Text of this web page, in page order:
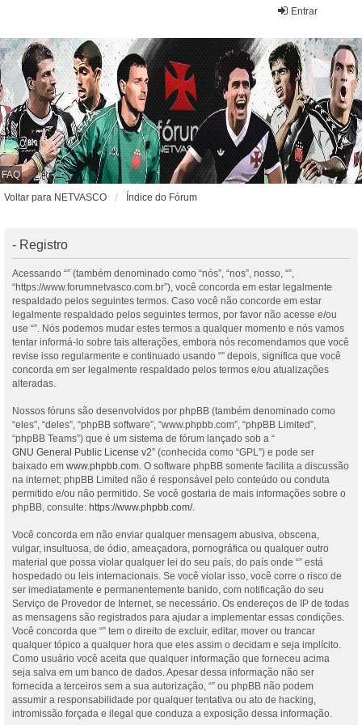
Entrar
FAQ
Voltar para NETVASCO
Índice do Fórum
- Registro
Acessando “” (também denominado como “nós”, “nos”, nosso, “”,
“https://www.forumnetvasco.com.br”), você concorda em estar legalmente
respaldado pelos seguintes termos. Caso você não concorde em estar
legalmente respaldado pelos seguintes termos, por favor não acesse e/ou
use “”. Nós podemos mudar estes termos a qualquer momento e nós vamos
tentar informá-lo sobre tais alterações, embora nós recomendamos que você
revise isso regularmente e continuado usando “” depois, significa que você
concorda em ser legalmente respaldado pelos termos e/ou atualizações
alteradas.
Nossos fóruns são desenvolvidos por phpBB (também denominado como
“eles”, “deles”, “phpBB software”, “www.phpbb.com”, “phpBB Limited”,
“phpBB Teams”) que é um sistema de fórum lançado sob a “
GNU General Public License v2” (conhecida como “GPL”) e pode ser
baixado em www.phpbb.com. O software phpBB somente facilita a discussão
na internet; phpBB Limited não é responsável pelo conteúdo ou conduta
permitido e/ou não permitido. Se você gostaria de mais informações sobre o
phpBB, consulte: https://www.phpbb.com/.
Você concorda em não enviar qualquer mensagem abusiva, obscena,
vulgar, insultuosa, de ódio, ameaçadora, pornográfica ou qualquer outro
material que possa violar qualquer lei do seu país, do país onde “” está
hospedado ou leis internacionais. Se você violar isso, você corre o risco de
ser imediatamente e permanentemente banido, com notificação do seu
Serviço de Provedor de Internet, se necessário. Os endereços de IP de todas
as mensagens são registrados para ajudar a implementar essas condições.
Você concorda que “” tem o direito de excluir, editar, mover ou trancar
qualquer tópico a qualquer hora que eles assim o decidam e seja implícito.
Como usuário você aceita que qualquer informação que forneceu acima
seja salva em um banco de dados. Apesar dessa informação não ser
fornecida a terceiros sem a sua autorização, “” ou phpBB não podem
assumir a responsabilidade por qualquer tentativa ou ato de hacking,
intromissão forçada e ilegal que conduza a exposição dessa informação.